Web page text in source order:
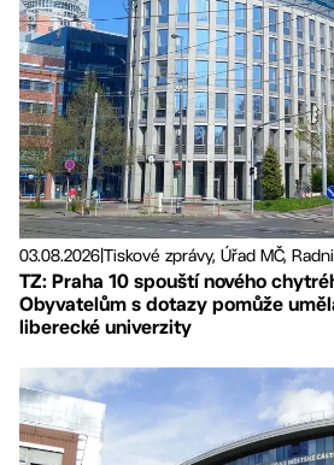
03.08.2026Tiskové zprávy, Úřad MČ,
TZ: Praha 10 spouští nového
Obyvatelům s dotazy pomůže
liberecké univerzity